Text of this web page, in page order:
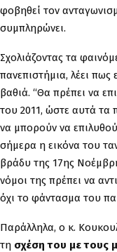
φοβηθεί τον
συμπληρώνει.
Σχολιάζοντας τα
πανεπιστήμια, λέει πως
βαθιά. “Θα πρέπει να
του 2011, ώστε αυτά τα
να μπορούν να
σήμερα η εικόνα του
βράδυ της 17ης
νόμοι της πρέπει να
όχι το φάντασμα του
Παράλληλα, ο κ.
τη σχέση του με τους